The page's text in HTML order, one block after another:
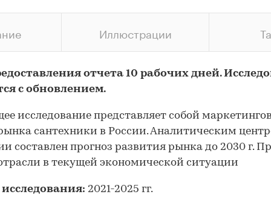
Иллюстрации
отчета 10 рабочих дней.
с обновлением.
исследование представляет собой
сантехники в России. Аналитическим
составлен прогноз развития рынка до 2030 г.
в текущей экономической ситуации
2021-2025 гг.